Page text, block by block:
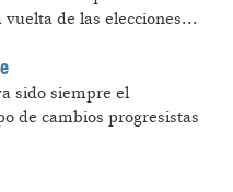
de las elecciones...
sido siempre el
de cambios progresistas